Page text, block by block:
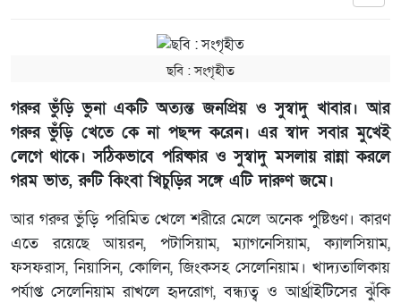
ছবি ‍: সংগৃহীত
গরুর ভুঁড়ি ভুনা একটি অত্যন্ত জনপ্রিয় ও সুস্বাদু খাবার। আর
গরুর ভুঁড়ি খেতে কে না পছন্দ করেন। এর স্বাদ সবার মুখেই
লেগে থাকে। সঠিকভাবে পরিষ্কার ও সুস্বাদু মসলায় রান্না করলে
গরম ভাত, রুটি কিংবা খিচুড়ির সঙ্গে এটি দারুণ জমে।
আর গরুর ভুঁড়ি পরিমিত খেলে শরীরে মেলে অনেক পুষ্টিগুণ। কারণ
এতে রয়েছে আয়রন, পটাসিয়াম, ম্যাগনেসিয়াম, ক্যালসিয়াম,
ফসফরাস, নিয়াসিন, কোলিন, জিংকসহ সেলেনিয়াম। খাদ্যতালিকায়
পর্যাপ্ত সেলেনিয়াম রাখলে হৃদরোগ, বন্ধ্যত্ব ও আর্থ্রাইটিসের ঝুঁকি